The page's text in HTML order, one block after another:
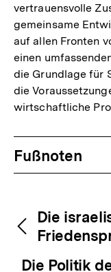
vertrauensvolle
gemeinsame
auf allen Fronten
einen
die Grundlage für
die
wirtschaftliche
Fußnoten
Die
Die Politik